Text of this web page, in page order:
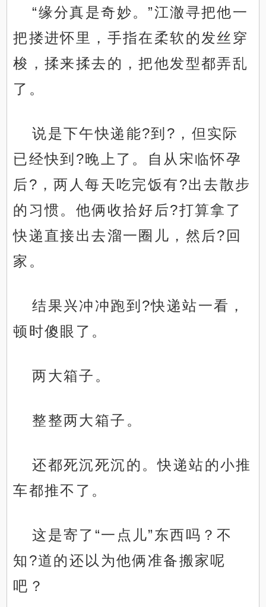
“缘分真是奇妙。”江澈寻把他一
把搂进怀里，手指在柔软的发丝穿
梭，揉来揉去的，把他发型都弄乱
了。
说是下午快递能?到?，但实际
已经快到?晚上了。自从宋临怀孕
后?，两人每天吃完饭有?出去散步
的习惯。他俩收拾好后?打算拿了
快递直接出去溜一圈儿，然后?回
家。
结果兴冲冲跑到?快递站一看，
顿时傻眼了。
两大箱子。
整整两大箱子。
还都死沉死沉的。快递站的小推
车都推不了。
这是寄了“一点儿”东西吗？不
知?道的还以为他俩准备搬家呢
吧？